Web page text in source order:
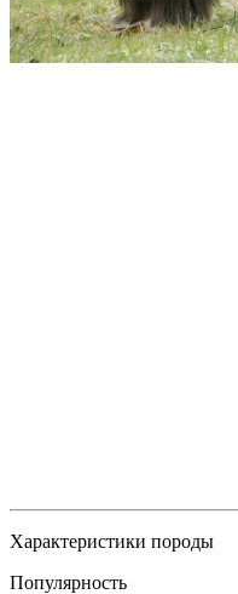
Характеристики породы
Популярность